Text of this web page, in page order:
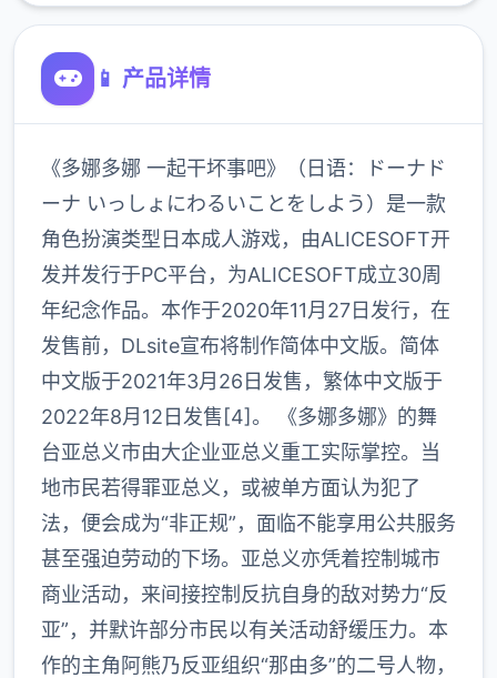
📱 产品详情
《多娜多娜 一起干坏事吧》（日语：ドーナド
ーナ いっしょにわるいことをしよう）是一款
角色扮演类型日本成人游戏，由ALICESOFT开
发并发行于PC平台，为ALICESOFT成立30周
年纪念作品。本作于2020年11月27日发行，在
发售前，DLsite宣布将制作简体中文版。简体
中文版于2021年3月26日发售，繁体中文版于
2022年8月12日发售[4]。 《多娜多娜》的舞
台亚总义市由大企业亚总义重工实际掌控。当
地市民若得罪亚总义，或被单方面认为犯了
法，便会成为“非正规”，面临不能享用公共服务
甚至强迫劳动的下场。亚总义亦凭着控制城市
商业活动，来间接控制反抗自身的敌对势力“反
亚”，并默许部分市民以有关活动舒缓压力。本
作的主角阿熊乃反亚组织“那由多”的二号人物，